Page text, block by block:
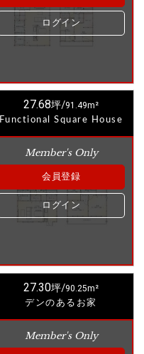
ログイン
27.68坪/91.49m²
Functional Square House
Member's Only
会員登録
ログイン
27.30坪/90.25m²
デンのあるお家
Member's Only